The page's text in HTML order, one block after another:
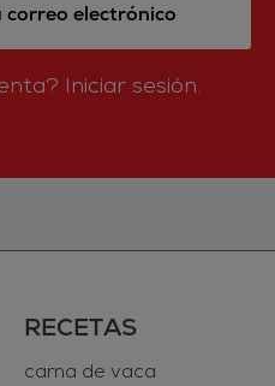
correo electrónico
Iniciar sesión.
RECETAS
carna de vaca